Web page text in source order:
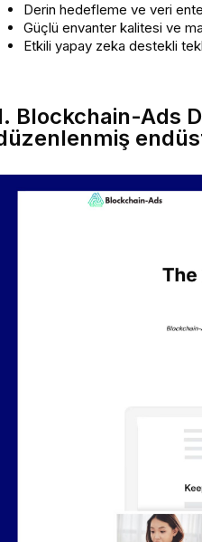
Derin hedefleme ve veri
Güçlü envanter kalitesi ve
Etkili yapay zeka destekli
Blockchain-Ads